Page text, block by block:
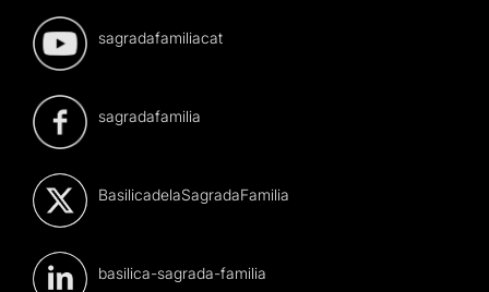
sagradafamiliacat
sagradafamilia
BasilicadelaSagradaFamilia
basilica-sagrada-familia